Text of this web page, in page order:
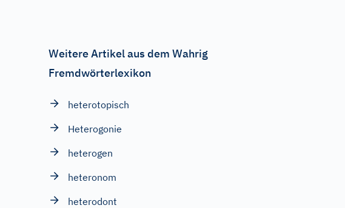
Weitere Artikel aus dem Wahrig
Fremdwörterlexikon
heterotopisch
Heterogonie
heterogen
heteronom
heterodont